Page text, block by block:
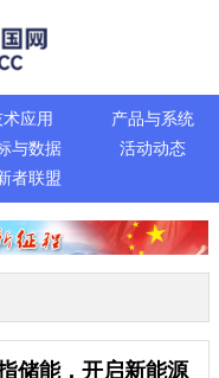
术应用
产品与系统
与数据
活动动态
者联盟
储能，开启新能源